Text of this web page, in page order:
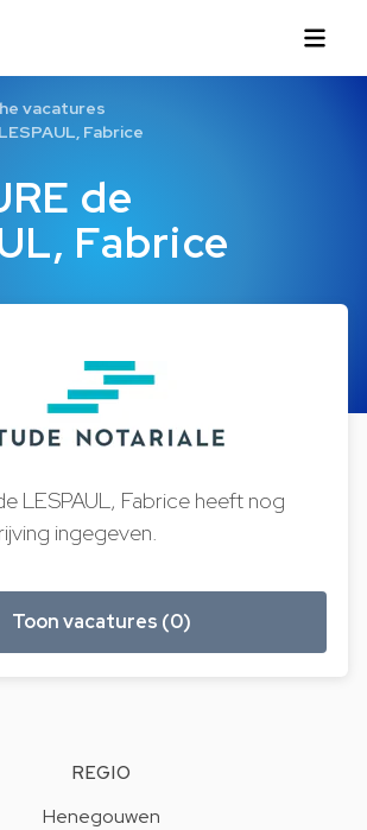
de
Fabrice
vacatures
Fabrice
LESPAUL, Fabrice heeft nog
ingegeven.
Toon vacatures (0)
REGIO
Henegouwen